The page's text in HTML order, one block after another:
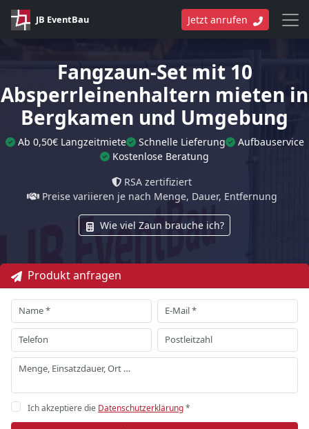
JB EventBau Jetzt anrufen
Fangzaun-Set mit 10
Absperrleinenhaltern mieten in
Bergkamen und Umgebung
Ab 0,50€ Langzeitmiete Schnelle Lieferung
Aufbauservice
Kostenlose Beratung
RSA zertifiziert
Preise variieren je nach Menge, Dauer, Entfernung
Wie viel Zaun brauche ich?
Produkt anfragen
Ich akzeptiere die Datenschutzerklärung*